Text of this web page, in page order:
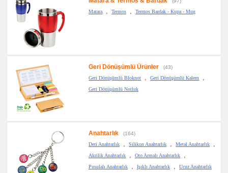
Matara
, Termos , Termos Bardak - Kupa - Mug
Geri Dönüşümlü Ürünler
(43)
Geri Dönüşümlü Bloknot
, Geri Dönüşümlü Kalem ,
Geri Dönüşümlü Notluk
Anahtarlık
(164)
Deri Anahtarlık
, Silikon Anahtarlık , Metal Anahtarlık ,
Akrilik Anahtarlık , Oto Armalı Anahtarlık ,
Pusulalı Anahtarlık , Işıklı Anahtarlık , Ucuz Anahtarlık